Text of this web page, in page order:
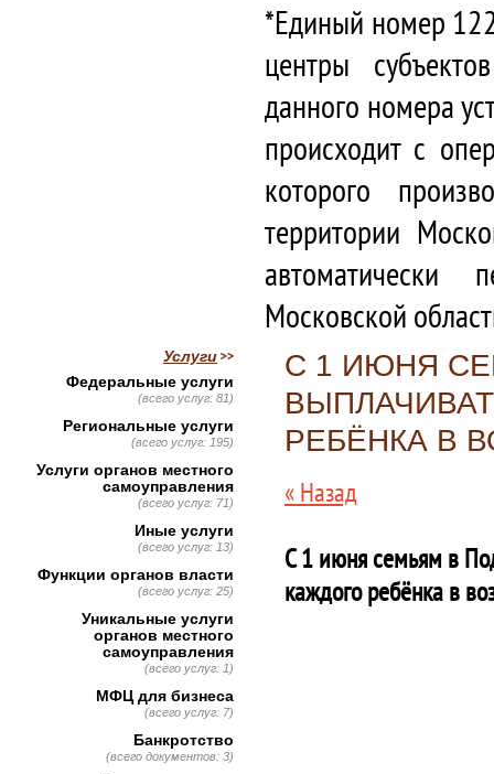
*Единый номер
центры
данного номера
происходит с
которого
территории
автоматически
Московской
С 1 ИЮНЯ
РЕБЁНКА В
« Назад
С 1 июня семьям в
каждого ребёнка в
Услуги
Федеральные услуги
(всего услуг: 81)
Региональные услуги
(всего услуг: 195)
Услуги органов местного
самоуправления
(всего услуг: 71)
Иные услуги
(всего услуг: 13)
Функции органов власти
(всего услуг: 25)
Уникальные услуги
органов местного
самоуправления
(всего услуг: 1)
МФЦ для бизнеса
(всего услуг: 7)
Банкротство
(всего документов: 3)